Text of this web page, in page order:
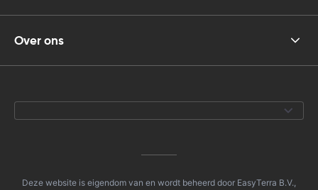
Over ons
Deze website is eigendom van en wordt beheerd door EasyTerra B.V.,